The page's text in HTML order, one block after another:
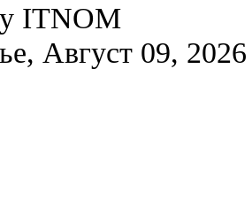
ITNOM
Август 09, 2026